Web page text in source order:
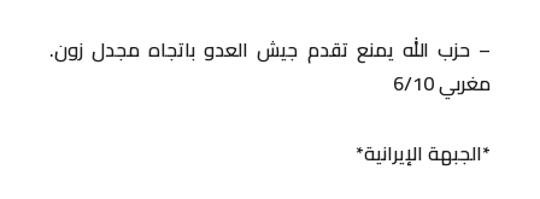
– حزب الله يمنع تقدم جيش العدو باتجاه مجدل زون.
مغربي 6/10
*الجبهة الإيرانية*